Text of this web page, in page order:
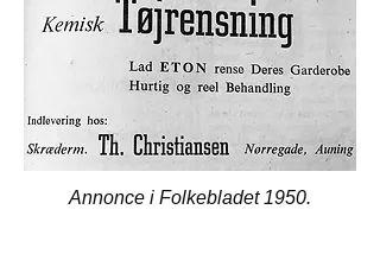
Annonce i Folkebladet 1950.